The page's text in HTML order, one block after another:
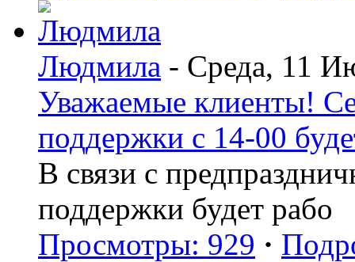
Людмила - Среда, 11
Уважаемые клиенты!
поддержки с 14-00
В связи с
поддержки будет рабо
Просмотры: 929 ·